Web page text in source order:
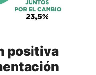
positiva